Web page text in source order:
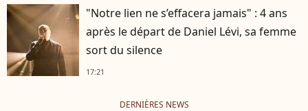
"Notre lien ne s’effacera jamais" : 4 ans
après le départ de Daniel Lévi, sa femme
sort du silence
17:21
DERNIÈRES NEWS